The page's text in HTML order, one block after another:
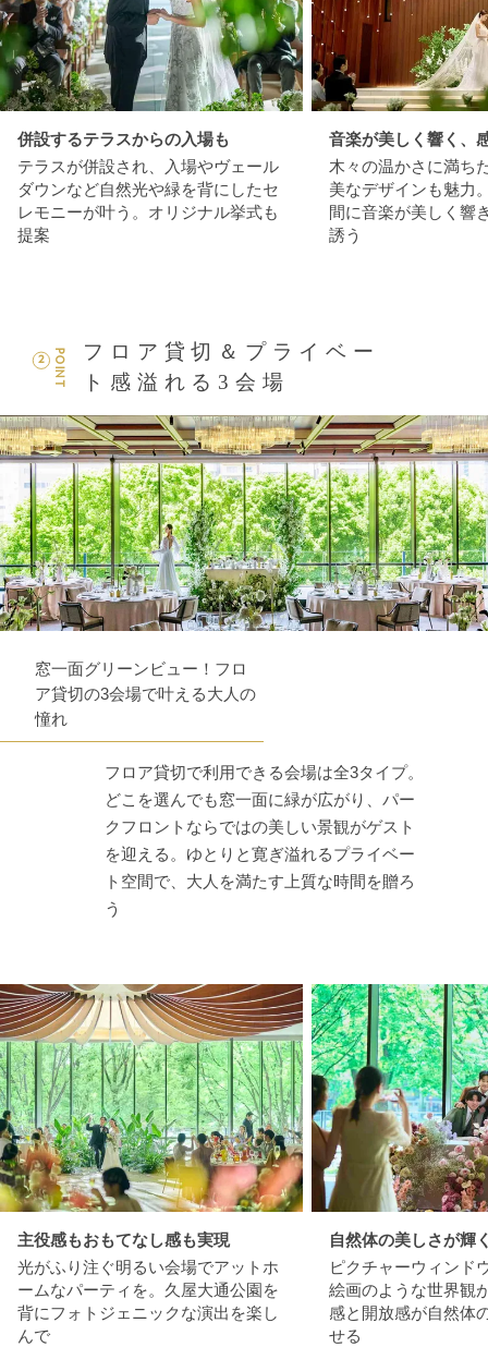
併設するテラスからの入場も
テラスが併設され、入場やヴェール
ダウンなど自然光や緑を背にしたセ
レモニーが叶う。オリジナル挙式も
提案
音楽が美しく響く、
木々の温かさに満ち
美なデザインも魅力
間に音楽が美しく響
誘う
POINT
2
フロア貸切＆プライベー
ト感溢れる3会場
窓一面グリーンビュー！フロ
ア貸切の3会場で叶える大人の
憧れ
フロア貸切で利用できる会場は全3タイプ。
どこを選んでも窓一面に緑が広がり、パー
クフロントならではの美しい景観がゲスト
を迎える。ゆとりと寛ぎ溢れるプライベー
ト空間で、大人を満たす上質な時間を贈ろ
う
主役感もおもてなし感も実現
光がふり注ぐ明るい会場でアットホ
ームなパーティを。久屋大通公園を
背にフォトジェニックな演出を楽し
んで
自然体の美しさが輝
ピクチャーウィンド
絵画のような世界観
感と開放感が自然体
せる